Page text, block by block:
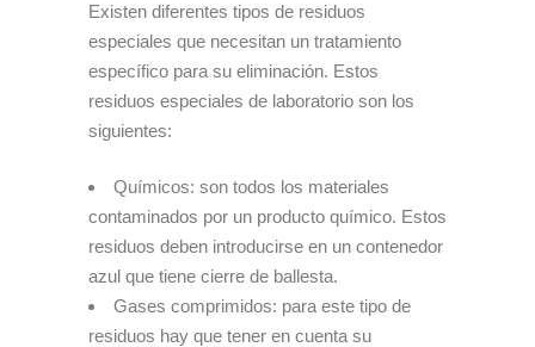
Existen diferentes tipos de residuos
especiales que necesitan un tratamiento
específico para su eliminación. Estos
residuos especiales de laboratorio son los
siguientes:
Químicos: son todos los materiales
contaminados por un producto químico. Estos
residuos deben introducirse en un contenedor
azul que tiene cierre de ballesta.
Gases comprimidos: para este tipo de
residuos hay que tener en cuenta su